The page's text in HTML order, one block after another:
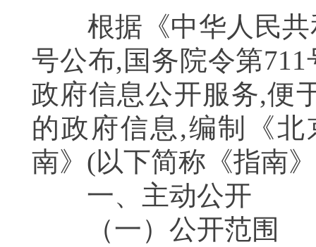
根据《中华人民共
号公布,国务院令第
政府信息公开服务,便
的政府信息,编制《
南》(以下简称《指
一、主动公开
（一）公开范围